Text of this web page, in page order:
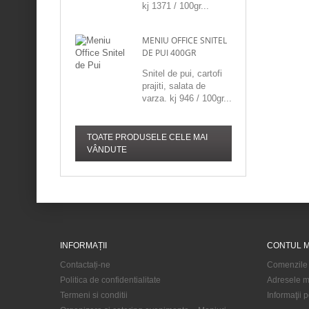
kj 1371 / 100gr...
MENIU OFFICE SNITEL
DE PUI 400GR
Snitel de pui, cartofi
prajiti, salata de
varza. kj 946 / 100gr...
TOATE PRODUSELE CELE MAI
VÂNDUTE
INFORMAȚII
Contactați-ne
Politica de confidentialitate
Termeni si conditii
CONTUL
Comenzile
Adresele
Informaţii